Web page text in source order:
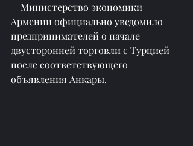
Армении официально уведомило
предпринимателей о начале
двусторонней торговли с Турцией
после соответствующего
объявления Анкары.